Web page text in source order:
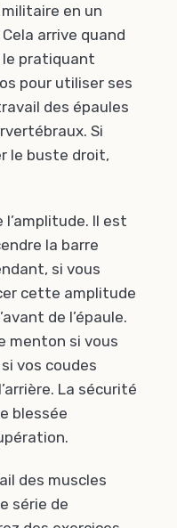
en un
arrive quand
le pratiquant
pour utiliser ses
des épaules
Si
le buste droit,
Il est
la barre
si vous
cette amplitude
de l’épaule.
menton si vous
vos coudes
La sécurité
blessée
des muscles
série de